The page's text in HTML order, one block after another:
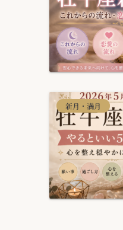
新月・満月